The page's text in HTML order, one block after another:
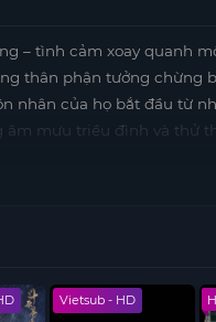
– tình cảm xoay quanh
thân phận tưởng chừng
nhân của họ bắt đầu từ
mưu triều đình và thử
nhân vật trưởng thành
thể thưởng thức trọn bộ
dẫn trên subnhanh
để
Vietsub - HD